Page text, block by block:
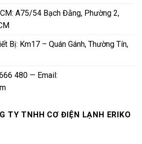
A75/54 Bạch Đằng, Phường 2,
Bị: Km17 – Quán Gánh, Thường Tín,
480 — Email:
TY TNHH CƠ ĐIỆN LẠNH ERIKO